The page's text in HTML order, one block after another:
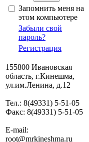
Запомнить меня на
этом компьютере
Забыли свой
пароль?
Регистрация
155800 Ивановская
область, г.Кинешма,
ул.им.Ленина, д.12
Тел.: 8(49331) 5-51-05
Факс: 8(49331) 5-51-05
E-mail:
root@mrkineshma.ru